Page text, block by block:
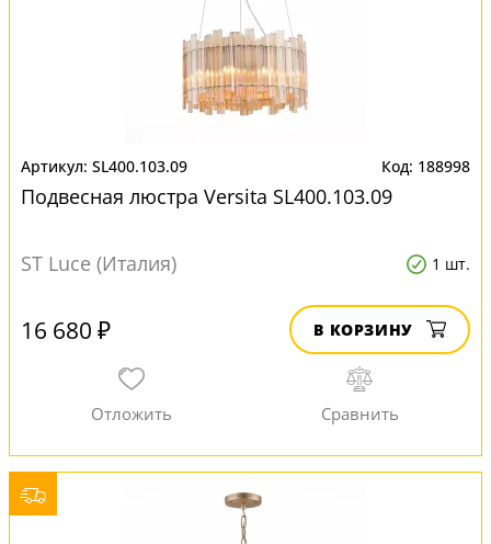
SL400.103.09 188998
Подвесная люстра Versita SL400.103.09
ST Luce (Италия) 1 шт.
16 680 ₽ В КОРЗИНУ